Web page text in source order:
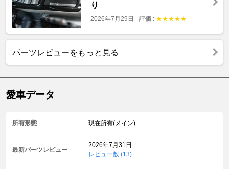
り
2026年7月29日 - 評価 : ★★★★★
パーツレビューをもっと見る
愛車データ
所有形態 現在所有(メイン)
最新パーツレビュー
2026年7月31日
レビュー数 (13)